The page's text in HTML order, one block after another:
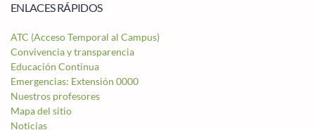
ENLACES RÁPIDOS
ATC (Acceso Temporal al Campus)
Convivencia y transparencia
Educación Continua
Emergencias: Extensión 0000
Nuestros profesores
Mapa del sitio
Noticias